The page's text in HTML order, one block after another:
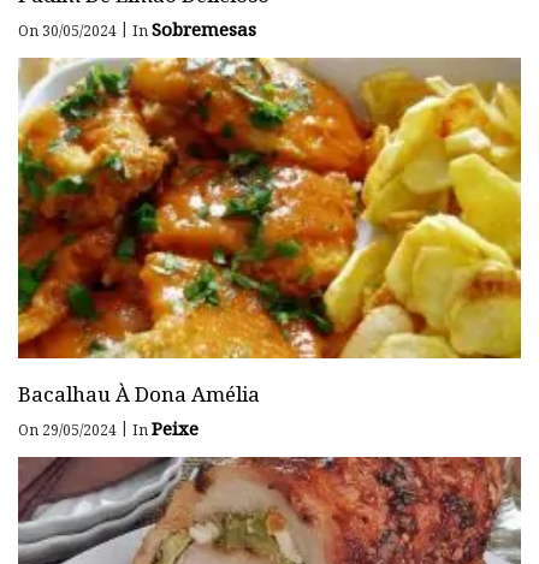
On 30/05/2024 | InSobremesas
Bacalhau À Dona Amélia
On 29/05/2024 | InPeixe